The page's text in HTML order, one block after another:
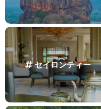
セイロンティー